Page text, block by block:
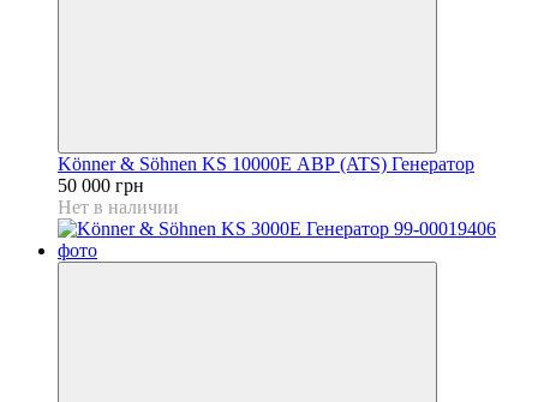
Könner & Söhnen KS 10000E АВР (ATS) Генератор
50 000 грн
Нет в наличии